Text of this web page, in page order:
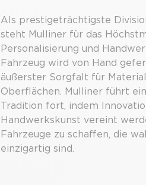
Als prestigeträchtigste
steht Mulliner für das
Personalisierung und
Fahrzeug wird von Hand
äußerster Sorgfalt für
Oberflächen. Mulliner führt
Tradition fort, indem
Handwerkskunst vereint
Fahrzeuge zu schaffen, die
einzigartig sind.